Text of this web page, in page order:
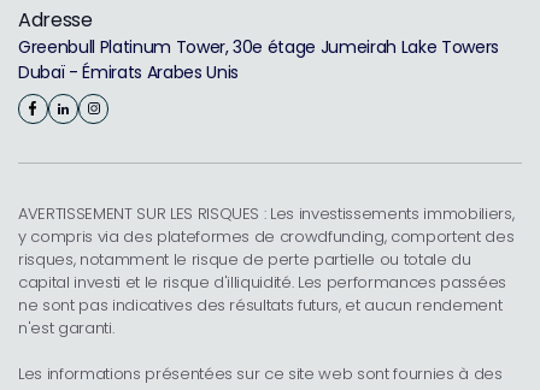
Adresse
Greenbull Platinum Tower, 30e étage Jumeirah Lake Towers
Dubaï - Émirats Arabes Unis
AVERTISSEMENT SUR LES RISQUES : Les investissements immobiliers,
y compris via des plateformes de crowdfunding, comportent des
risques, notamment le risque de perte partielle ou totale du
capital investi et le risque d'illiquidité. Les performances passées
ne sont pas indicatives des résultats futurs, et aucun rendement
n'est garanti.
Les informations présentées sur ce site web sont fournies à des